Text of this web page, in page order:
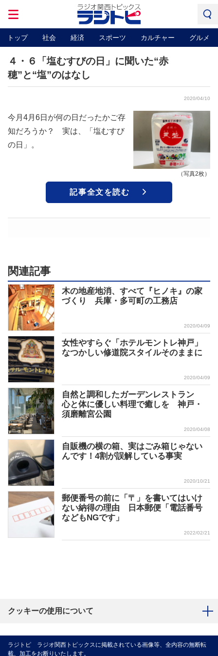
トップ 社会 経済 スポーツ カルチャー グルメ
４・６「塩むすびの日」に聞いた“赤
穂”と“塩”のはなし
2020/04/10
（写真2枚）
今月4月6日が何の日だったかご存
知だろうか？ 実は、「塩むすび
の日」。
記事全文を読む
関連記事
木の地産地消、すべて『ヒノキ』の家
づくり 兵庫・多可町の工務店
2020/04/09
女性やすらぐ「ホテルモントレ神戸」
なつかしい修道院スタイルそのままに
2020/04/09
自然と調和したガーデンレストラン
心と体に優しい料理で癒しを 神戸・
須磨離宮公園
2020/04/08
自販機の横の箱、実はごみ箱じゃない
んです！4割が誤解している事実
2020/10/21
郵便番号の前に「〒」を書いてはいけ
ない納得の理由 日本郵便「電話番号
などもNGです」
2022/02/21
クッキーの使用について
ラジトピ ラジオ関西トピックスに掲載されている画像等、全内容の無断転
載、加工をお断りいたします。